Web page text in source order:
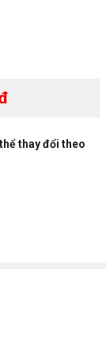
thay đổi theo